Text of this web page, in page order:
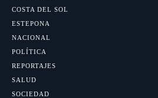
COSTA DEL SOL
ESTEPONA
NACIONAL
POLÍTICA
REPORTAJES
SALUD
SOCIEDAD